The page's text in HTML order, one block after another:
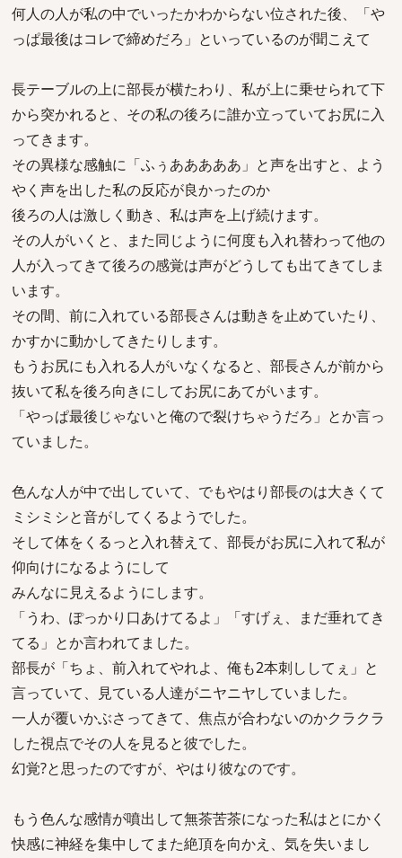
何人の人が私の中でいったかわからない位された後、「や
っぱ最後はコレで締めだろ」といっているのが聞こえて
長テーブルの上に部長が横たわり、私が上に乗せられて下
から突かれると、その私の後ろに誰か立っていてお尻に入
ってきます。
その異様な感触に「ふぅあああああ」と声を出すと、よう
やく声を出した私の反応が良かったのか
後ろの人は激しく動き、私は声を上げ続けます。
その人がいくと、また同じように何度も入れ替わって他の
人が入ってきて後ろの感覚は声がどうしても出てきてしま
います。
その間、前に入れている部長さんは動きを止めていたり、
かすかに動かしてきたりします。
もうお尻にも入れる人がいなくなると、部長さんが前から
抜いて私を後ろ向きにしてお尻にあてがいます。
「やっぱ最後じゃないと俺ので裂けちゃうだろ」とか言っ
ていました。
色んな人が中で出していて、でもやはり部長のは大きくて
ミシミシと音がしてくるようでした。
そして体をくるっと入れ替えて、部長がお尻に入れて私が
仰向けになるようにして
みんなに見えるようにします。
「うわ、ぽっかり口あけてるよ」「すげぇ、まだ垂れてき
てる」とか言われてました。
部長が「ちょ、前入れてやれよ、俺も2本刺ししてぇ」と
言っていて、見ている人達がニヤニヤしていました。
一人が覆いかぶさってきて、焦点が合わないのかクラクラ
した視点でその人を見ると彼でした。
幻覚?と思ったのですが、やはり彼なのです。
もう色んな感情が噴出して無茶苦茶になった私はとにかく
快感に神経を集中してまた絶頂を向かえ、気を失いまし